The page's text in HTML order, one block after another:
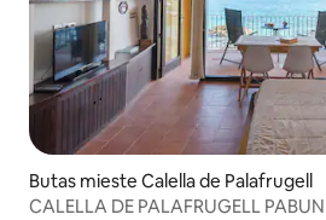
Butas mieste Calella de Palafrugell
CALELLA DE PALAFRUGELL